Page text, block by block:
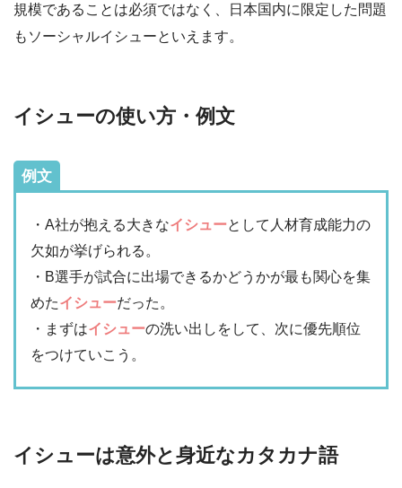
規模であることは必須ではなく、日本国内に限定した問題
もソーシャルイシューといえます。
イシューの使い方・例文
例文
・A社が抱える大きなイシューとして人材育成能力の
欠如が挙げられる。
・B選手が試合に出場できるかどうかが最も関心を集
めたイシューだった。
・まずはイシューの洗い出しをして、次に優先順位
をつけていこう。
イシューは意外と身近なカタカナ語